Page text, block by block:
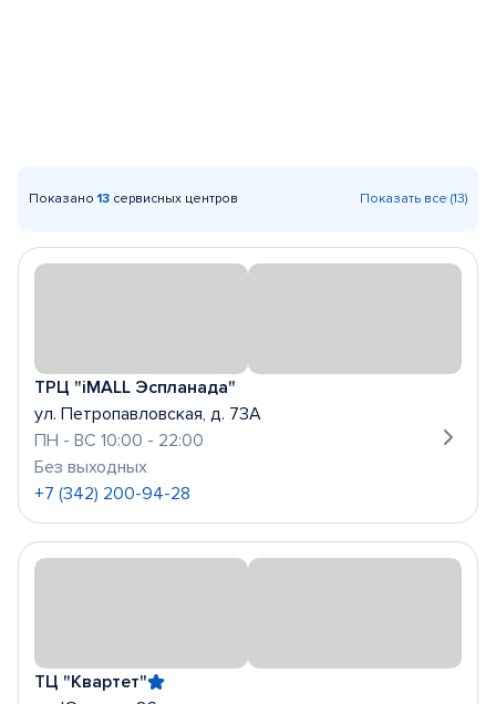
Показано 13 сервисных центров Показать все (13)
ТРЦ "iMALL Эспланада"
ул. Петропавловская, д. 73А
ПН - ВС 10:00 - 22:00
Без выходных
+7 (342) 200-94-28
ТЦ "Квартет"